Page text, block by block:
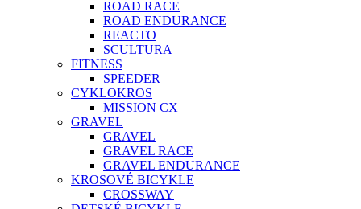
ROAD RACE
ROAD ENDURANCE
REACTO
SCULTURA
FITNESS
SPEEDER
CYKLOKROS
MISSION CX
GRAVEL
GRAVEL
GRAVEL RACE
GRAVEL ENDURANCE
KROSOVÉ BICYKLE
CROSSWAY